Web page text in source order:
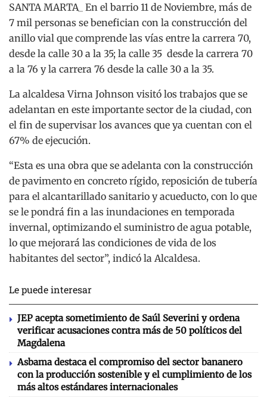
SANTA MARTA_ En el barrio 11 de Noviembre, más de
7 mil personas se benefician con la construcción del
anillo vial que comprende las vías entre la carrera 70,
desde la calle 30 a la 35; la calle 35 desde la carrera 70
a la 76 y la carrera 76 desde la calle 30 a la 35.
La alcaldesa Virna Johnson visitó los trabajos que se
adelantan en este importante sector de la ciudad, con
el fin de supervisar los avances que ya cuentan con el
67% de ejecución.
“Esta es una obra que se adelanta con la construcción
de pavimento en concreto rígido, reposición de tubería
para el alcantarillado sanitario y acueducto, con lo que
se le pondrá fin a las inundaciones en temporada
invernal, optimizando el suministro de agua potable,
lo que mejorará las condiciones de vida de los
habitantes del sector”, indicó la Alcaldesa.
Le puede interesar
JEP acepta sometimiento de Saúl Severini y ordena
verificar acusaciones contra más de 50 políticos del
Magdalena
Asbama destaca el compromiso del sector bananero
con la producción sostenible y el cumplimiento de los
más altos estándares internacionales